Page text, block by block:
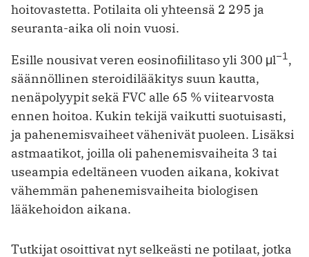
hoitovastetta. Potilaita oli yhteensä 2 295 ja
seuranta-aika oli noin vuosi.
Esille nousivat veren eosinofiilitaso yli 300 μl−1 ,
säännöllinen steroidilääkitys suun kautta,
nenäpolyypit sekä FVC alle 65 % viitearvosta
ennen hoitoa. Kukin tekijä vaikutti suotuisasti,
ja pahenemisvaiheet vähenivät puoleen. Lisäksi
astmaatikot, joilla oli pahenemisvaiheita 3 tai
useampia edeltäneen vuoden aikana, kokivat
vähemmän pahenemisvaiheita biologisen
lääkehoidon aikana.
Tutkijat osoittivat nyt selkeästi ne potilaat, jotka